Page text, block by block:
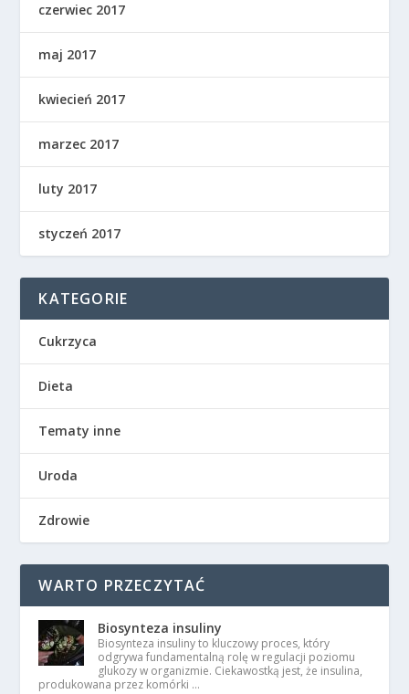
czerwiec 2017
maj 2017
kwiecień 2017
marzec 2017
luty 2017
styczeń 2017
KATEGORIE
Cukrzyca
Dieta
Tematy inne
Uroda
Zdrowie
WARTO PRZECZYTAĆ
Biosynteza insuliny
Biosynteza insuliny to kluczowy proces, który
odgrywa fundamentalną rolę w regulacji poziomu
glukozy w organizmie. Ciekawostką jest, że insulina,
produkowana przez komórki …